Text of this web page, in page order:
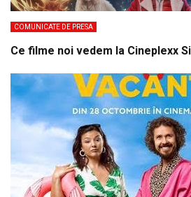
COMUNICATE DE PRESA
Ce filme noi vedem la Cineplexx